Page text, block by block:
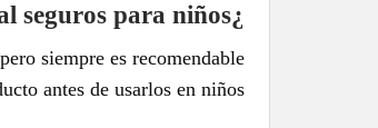
¿Son los productos de Farmacia Natural seguros para niños?
siempre es recomendable
antes de usarlos en niños.